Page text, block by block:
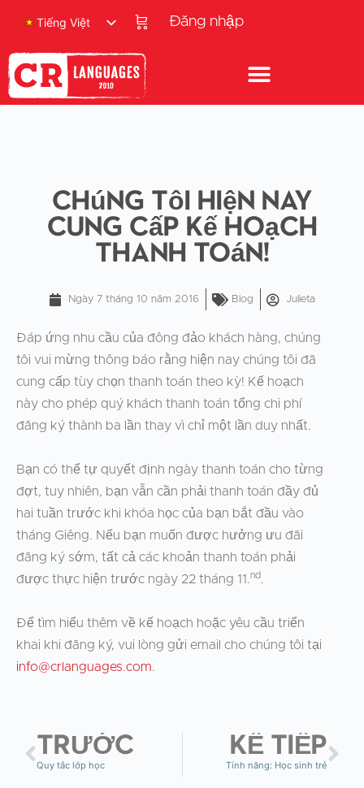
Đăng nhập
Tiếng Việt
Chúng tôi hiện nay
cung cấp kế hoạch
thanh toán!
Ngày 7 tháng 10 năm 2016 Blog Julieta
Đáp ứng nhu cầu của đông đảo khách hàng, chúng
tôi vui mừng thông báo rằng hiện nay chúng tôi đã
cung cấp tùy chọn thanh toán theo kỳ! Kế hoạch
này cho phép quý khách thanh toán tổng chi phí
đăng ký thành ba lần thay vì chỉ một lần duy nhất.
Bạn có thể tự quyết định ngày thanh toán cho từng
đợt, tuy nhiên, bạn vẫn cần phải thanh toán đầy đủ
hai tuần trước khi khóa học của bạn bắt đầu vào
tháng Giêng. Nếu bạn muốn được hưởng ưu đãi
đăng ký sớm, tất cả các khoản thanh toán phải
được thực hiện trước ngày 22 tháng 11.nd.
Để tìm hiểu thêm về kế hoạch hoặc yêu cầu triển
khai khi đăng ký, vui lòng gửi email cho chúng tôi tại
info@crlanguages.com.
TRƯỚC
Quy tắc lớp học
KẾ TIẾP
Tính năng: Học sinh trẻ